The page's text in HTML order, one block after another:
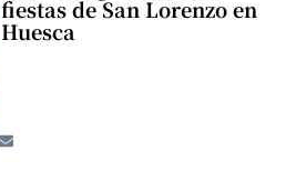
fiestas de San Lorenzo en
Huesca